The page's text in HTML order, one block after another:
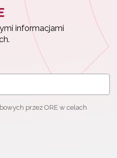
informacjami
przez ORE w celach